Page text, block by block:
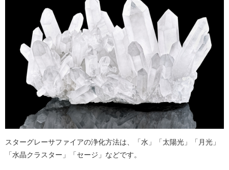
スターグレーサファイアの浄化方法は、「水」「太陽光」「月光」
「水晶クラスター」「セージ」などです。